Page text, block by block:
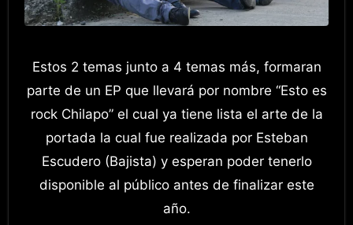
Estos 2 temas junto a 4 temas más, formaran
parte de un EP que llevará por nombre “Esto es
rock Chilapo” el cual ya tiene lista el arte de la
portada la cual fue realizada por Esteban
Escudero (Bajista) y esperan poder tenerlo
disponible al público antes de finalizar este
año.